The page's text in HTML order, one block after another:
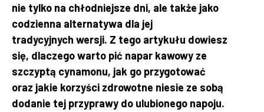
nie tylko na chłodniejsze dni, ale także jako
codzienna alternatywa dla jej
tradycyjnych wersji. Z tego artykułu dowiesz
się, dlaczego warto pić napar kawowy ze
szczyptą cynamonu, jak go przygotować
oraz jakie korzyści zdrowotne niesie ze sobą
dodanie tej przyprawy do ulubionego napoju.